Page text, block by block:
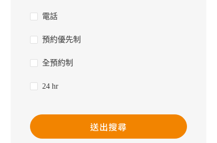
電話
預約優先制
全預約制
24 hr
送出搜尋